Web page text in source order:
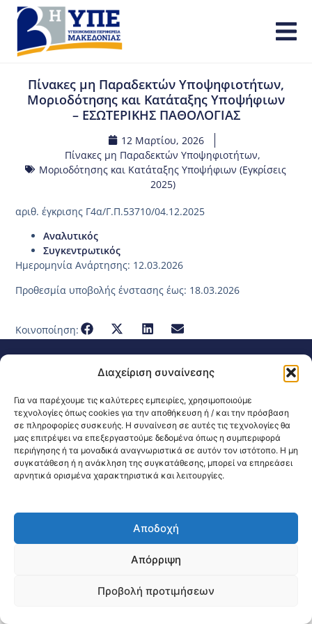
Διαχείριση συναίνεσης
Για να παρέχουμε τις καλύτερες εμπειρίες, χρησιμοποιούμε
τεχνολογίες όπως cookies για την αποθήκευση ή / και την πρόσβαση
σε πληροφορίες συσκευής. Η συναίνεση σε αυτές τις τεχνολογίες θα
μας επιτρέψει να επεξεργαστούμε δεδομένα όπως η συμπεριφορά
περιήγησης ή τα μοναδικά αναγνωριστικά σε αυτόν τον ιστότοπο. Η μη
συγκατάθεση ή η ανάκληση της συγκατάθεσης, μπορεί να επηρεάσει
αρνητικά ορισμένα χαρακτηριστικά και λειτουργίες.
Αποδοχή
Απόρριψη
Προβολή προτιμήσεων
Πίνακες μη Παραδεκτών Υποψηφιοτήτων,
Μοριοδότησης και Κατάταξης Υποψήφιων
– ΕΣΩΤΕΡΙΚΗΣ ΠΑΘΟΛΟΓΙΑΣ
12 Μαρτίου, 2026
Πίνακες μη Παραδεκτών Υποψηφιοτήτων,
Μοριοδότησης και Κατάταξης Υποψήφιων (Εγκρίσεις
2025)
αριθ. έγκρισης Γ4α/Γ.Π.53710/04.12.2025
Αναλυτικός
Συγκεντρωτικός
Ημερομηνία Ανάρτησης: 12.03.2026
Προθεσμία υποβολής ένστασης έως: 18.03.2026
Κοινοποίηση:
Πολιτική Προστασίας Δεδομένων
email: 3ype@3ype.gr
Page Visits:
00072 Website Visits: 1595206